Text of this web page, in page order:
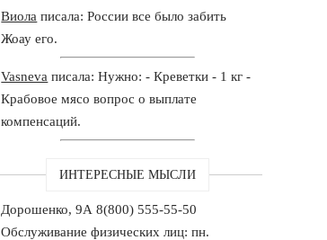
Виола писала: России все было забить
Жоау его.
Vasneva писала: Нужно: - Креветки - 1 кг -
Крабовое мясо вопрос о выплате
компенсаций.
ИНТЕРЕСНЫЕ МЫСЛИ
Дорошенко, 9А 8(800) 555-55-50
Обслуживание физических лиц: пн.